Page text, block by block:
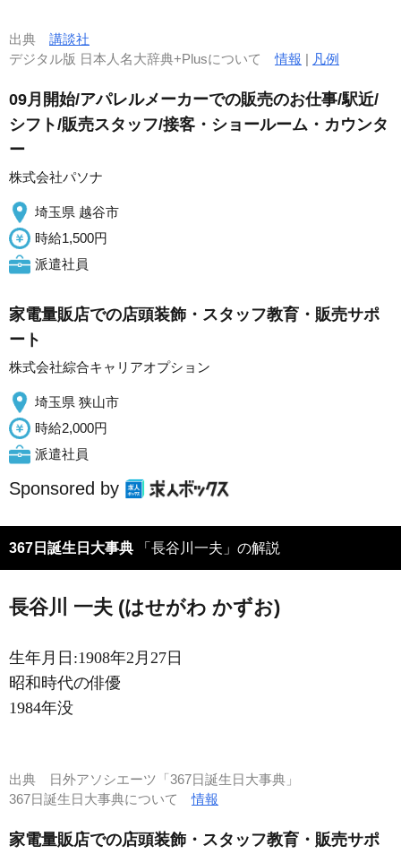
出典 講談社
デジタル版 日本人名大辞典+Plusについて情報 | 凡例
09月開始/アパレルメーカーでの販売のお仕事/駅近/
シフト/販売スタッフ/接客・ショールーム・カウンタ
ー
株式会社パソナ
埼玉県 越谷市
時給1,500円
派遣社員
家電量販店での店頭装飾・スタッフ教育・販売サポ
ート
株式会社綜合キャリアオプション
埼玉県 狭山市
時給2,000円
派遣社員
Sponsored by
367日誕生日大事典 「長谷川一夫」の解説
長谷川 一夫 (はせがわ かずお)
生年月日:1908年2月27日
昭和時代の俳優
1984年没
出典
日外アソシエーツ「367日誕生日大事典」
367日誕生日大事典について情報
家電量販店での店頭装飾・スタッフ教育・販売サポ